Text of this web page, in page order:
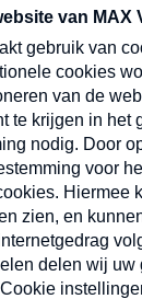
vrijdag- en